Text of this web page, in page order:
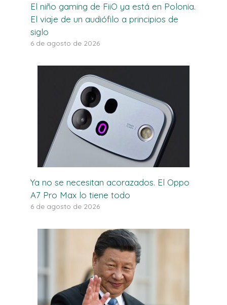
El niño gaming de FiiO ya está en Polonia.
El viaje de un audiófilo a principios de
siglo
6 de agosto de 2026
Ya no se necesitan acorazados. El Oppo
A7 Pro Max lo tiene todo
6 de agosto de 2026